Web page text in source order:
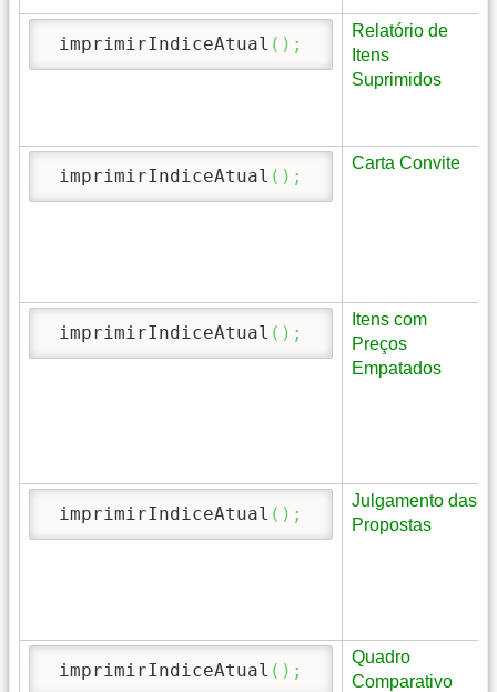
imprimirIndiceAtual ( ) ;
Relatório de
Itens
Suprimidos
imprimirIndiceAtual ( ) ;
Carta Convite
imprimirIndiceAtual ( ) ;
Itens com
Preços
Empatados
imprimirIndiceAtual ( ) ;
Julgamento das
Propostas
imprimirIndiceAtual ( ) ;
Quadro
Comparativo